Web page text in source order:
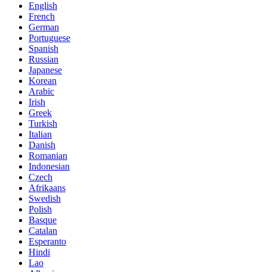
English
French
German
Portuguese
Spanish
Russian
Japanese
Korean
Arabic
Irish
Greek
Turkish
Italian
Danish
Romanian
Indonesian
Czech
Afrikaans
Swedish
Polish
Basque
Catalan
Esperanto
Hindi
Lao